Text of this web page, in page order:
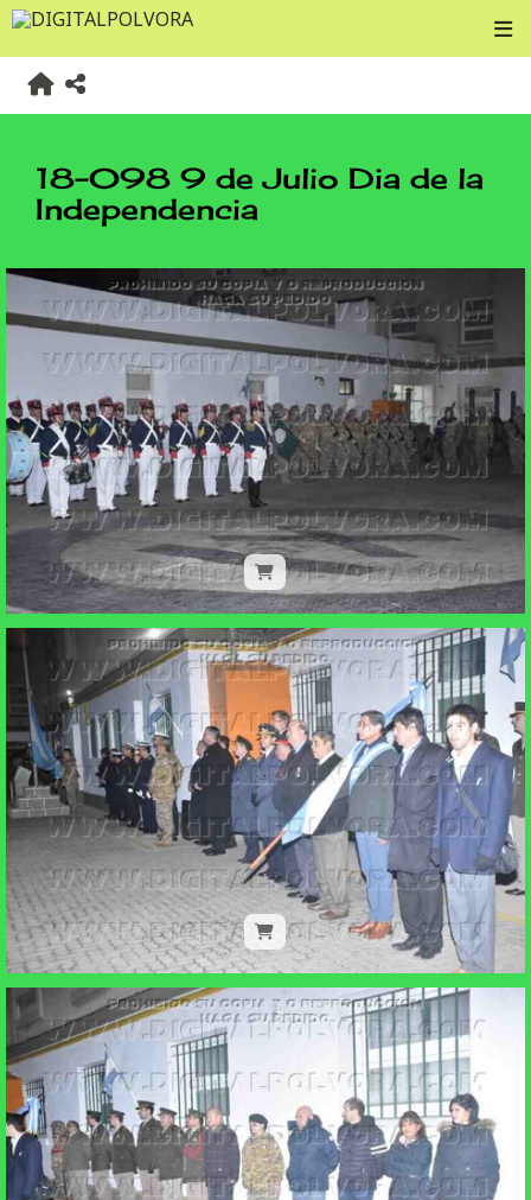
18-098 9 de Julio Dia de la
Independencia